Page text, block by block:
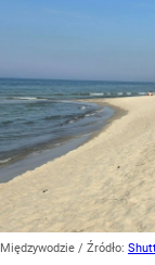
Międzywodzie / Źródło: